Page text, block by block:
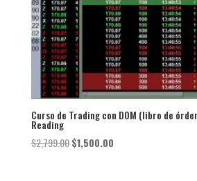
Curso de Trading con DOM (libro de
Reading
$2,799.00 El
$1,500.00El